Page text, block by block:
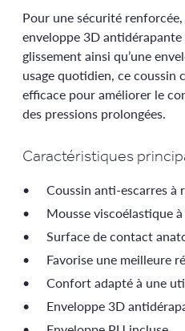
Pour une sécurité
enveloppe 3D
glissement ainsi qu’une
usage quotidien, ce coussin
efficace pour améliorer le
des pressions prolongées.
Caractéristiques
Coussin anti-escarres à
Mousse viscoélastique
Surface de contact
Favorise une meilleure
Confort adapté à une
Enveloppe 3D